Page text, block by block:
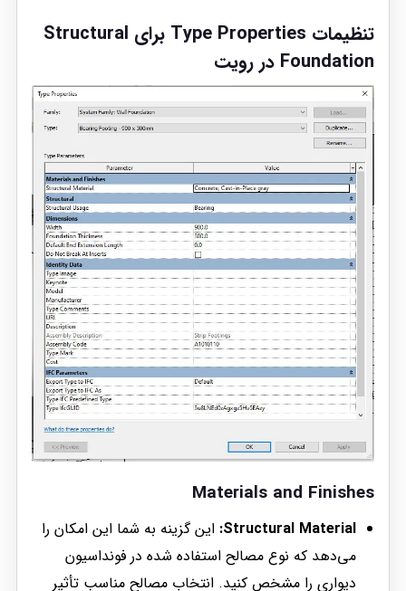
تنظیمات Type Properties برای Structural
Foundation در رویت
Materials and Finishes
Structural Material: این گزینه به شما این امکان را
می‌دهد که نوع مصالح استفاده شده در فونداسیون
دیواری را مشخص کنید. انتخاب مصالح مناسب تأثیر